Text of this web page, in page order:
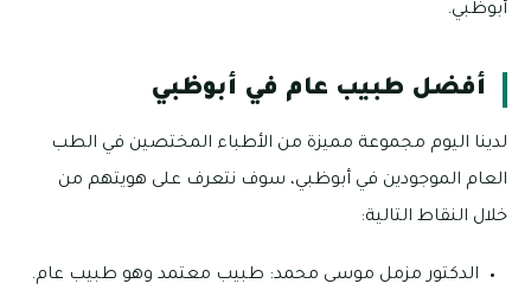
أبوظبي.
أفضل طبيب عام في أبوظبي
لدينا اليوم مجموعة مميزة من الأطباء المختصين في الطب
العام الموجودين في أبوظبي، سوف نتعرف على هويتهم من
خلال النقاط التالية:
الدكتور مزمل موسى محمد: طبيب معتمد وهو طبيب عام.